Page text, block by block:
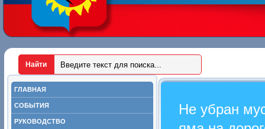
ГЛАВНАЯ
СОБЫТИЯ
РУКОВОДСТВО
Не убран